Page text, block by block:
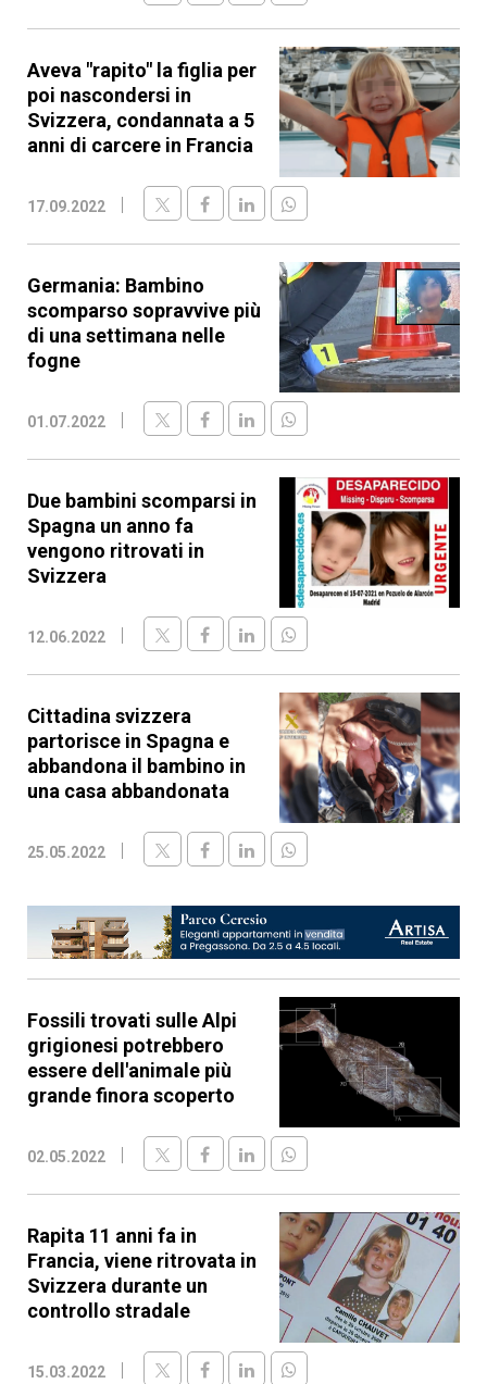
Aveva "rapito" la figlia per
poi nascondersi in
Svizzera, condannata a 5
anni di carcere in Francia
17.09.2022
Germania: Bambino
scomparso sopravvive più
di una settimana nelle
fogne
01.07.2022
Due bambini scomparsi in
Spagna un anno fa
vengono ritrovati in
Svizzera
12.06.2022
Cittadina svizzera
partorisce in Spagna e
abbandona il bambino in
una casa abbandonata
25.05.2022
Fossili trovati sulle Alpi
grigionesi potrebbero
essere dell'animale più
grande finora scoperto
02.05.2022
Rapita 11 anni fa in
Francia, viene ritrovata in
Svizzera durante un
controllo stradale
15.03.2022